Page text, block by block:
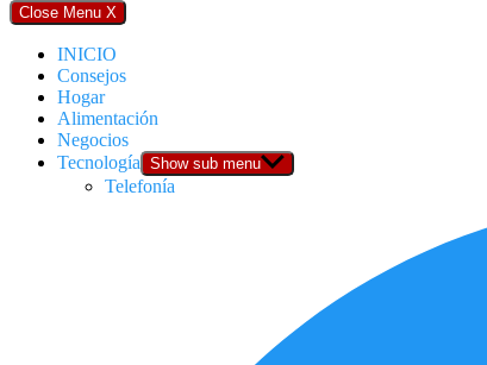
Close Menu X
INICIO
Consejos
Hogar
Alimentación
Negocios
Tecnología Show sub menu
Telefonía